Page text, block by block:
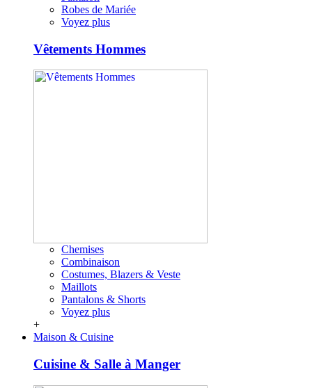
Robes de Mariée
Voyez plus
Vêtements Hommes
Chemises
Combinaison
Costumes, Blazers & Veste
Maillots
Pantalons & Shorts
Voyez plus
+
Maison & Cuisine
Cuisine & Salle à Manger